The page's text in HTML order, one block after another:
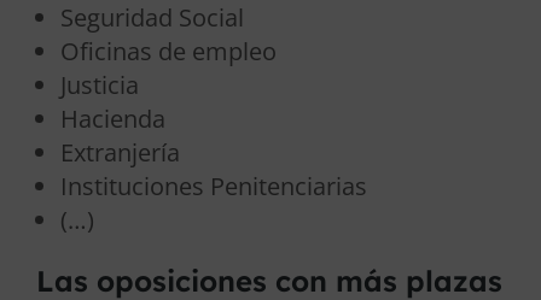
Seguridad Social
Oficinas de empleo
Justicia
Hacienda
Extranjería
Instituciones Penitenciarias
(…)
Las oposiciones con más plazas